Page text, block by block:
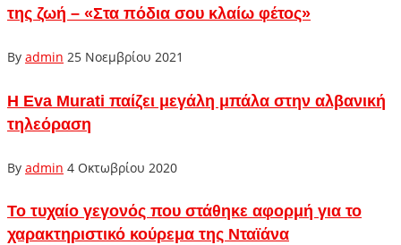
της ζωή – «Στα πόδια σου κλαίω φέτος»
By admin 25 Νοεμβρίου 2021
Η Eva Murati παίζει μεγάλη μπάλα στην αλβανική
τηλεόραση
By admin 4 Οκτωβρίου 2020
Το τυχαίο γεγονός που στάθηκε αφορμή για το
χαρακτηριστικό κούρεμα της Νταϊάνα